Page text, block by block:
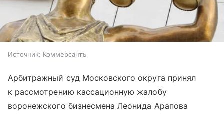
Источник: Коммерсантъ
Арбитражный суд Московского округа принял
к рассмотрению кассационную жалобу
воронежского бизнесмена Леонида Арапова